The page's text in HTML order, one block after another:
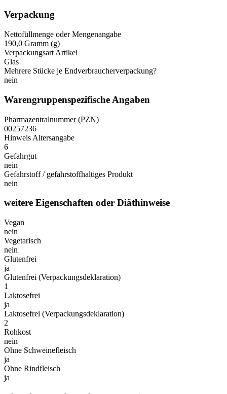
Verpackung
Nettofüllmenge oder Mengenangabe
190,0 Gramm (g)
Verpackungsart Artikel
Glas
Mehrere Stücke je Endverbraucherverpackung?
nein
Warengruppenspezifische Angaben
Pharmazentralnummer (PZN)
00257236
Hinweis Altersangabe
6
Gefahrgut
nein
Gefahrstoff / gefahrstoffhaltiges Produkt
nein
weitere Eigenschaften oder Diäthinweise
Vegan
nein
Vegetarisch
nein
Glutenfrei
ja
Glutenfrei (Verpackungsdeklaration)
1
Laktosefrei
ja
Laktosefrei (Verpackungsdeklaration)
2
Rohkost
nein
Ohne Schweinefleisch
ja
Ohne Rindfleisch
ja